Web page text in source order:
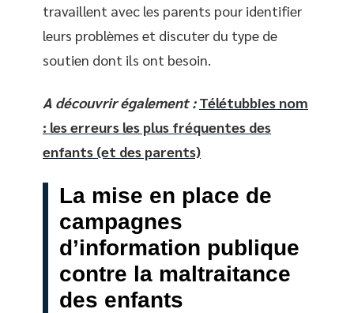
travaillent avec les parents pour identifier
leurs problèmes et discuter du type de
soutien dont ils ont besoin.
A découvrir également : Télétubbies nom
: les erreurs les plus fréquentes des
enfants (et des parents)
La mise en place de
campagnes
d’information publique
contre la maltraitance
des enfants